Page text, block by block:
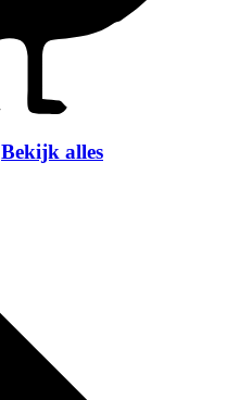
Bekijk alles